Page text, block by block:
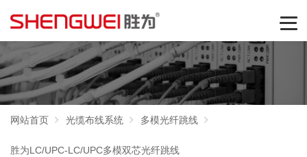
网站首页 光缆布线系统 多模光纤跳线
胜为LC/UPC-LC/UPC多模双芯光纤跳线